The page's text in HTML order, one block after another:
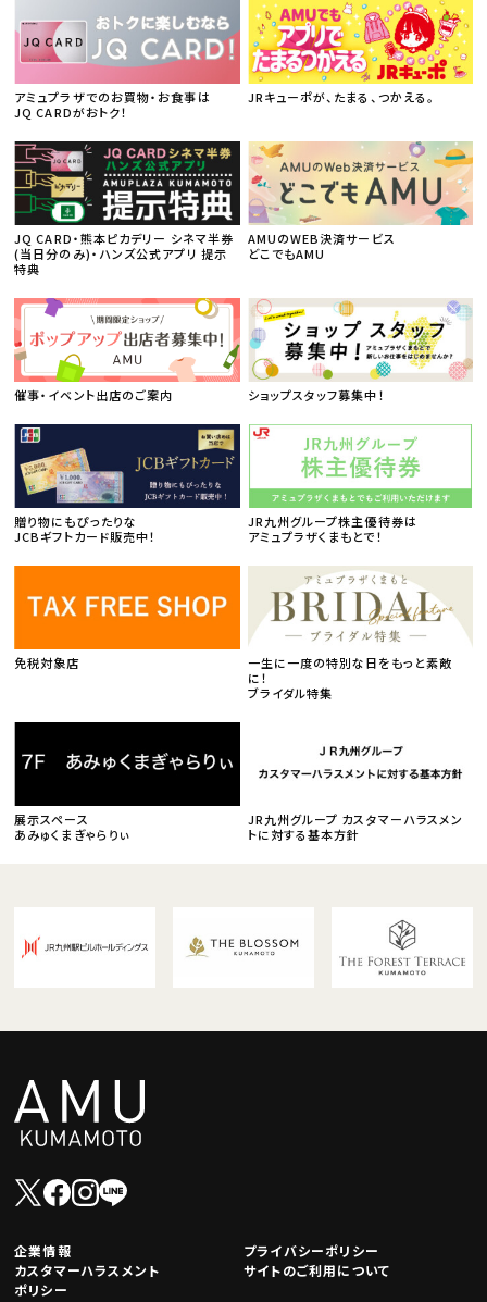
アミュプラザでのお買物・お食事は
JQ CARDがおトク！
JRキューポが、たまる、つかえる。
JQ CARD・熊本ピカデリー シネマ半券
(当日分のみ)・ハンズ公式アプリ 提示
特典
AMUのWEB決済サービス
どこでもAMU
催事・イベント出店のご案内 ショップスタッフ募集中！
贈り物にもぴったりな
JCBギフトカード販売中！
JR九州グループ株主優待券は
アミュプラザくまもとで！
免税対象店
一生に一度の特別な日をもっと素敵
に！
ブライダル特集
展示スペース
あみゅくまぎゃらりぃ
JR九州グループ カスタマーハラスメン
トに対する基本方針
企業情報
プライバシーポリシー
カスタマーハラスメント
ポリシー
サイトのご利用について